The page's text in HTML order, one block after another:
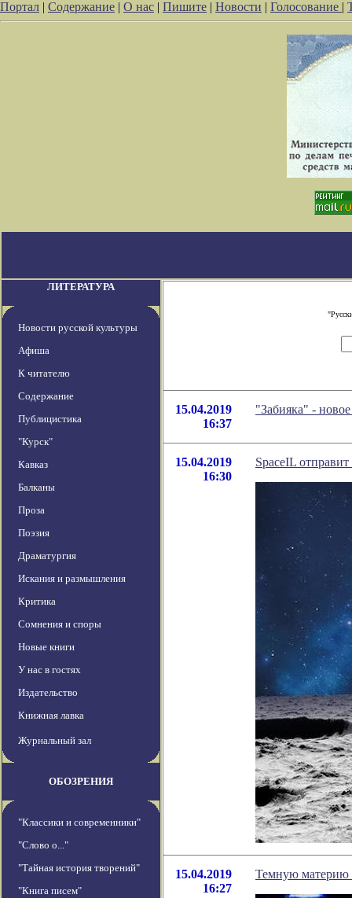
Портал | Содержание | О нас | Пишите | Новости | Голосование |
ЛИТЕРАТУРА
Новости русской культуры
Афиша
К читателю
Содержание
Публицистика
"Курск"
Кавказ
Балканы
Проза
Поэзия
Драматургия
Искания и размышления
Критика
Сомнения и споры
Новые книги
У нас в гостях
Издательство
Книжная лавка
Журнальный зал
ОБОЗРЕНИЯ
"Классики и современники"
"Слово о..."
"Тайная история творений"
"Книга писем"
15.04.2019
16:37
"Забияка" -
15.04.2019
16:30
SpaceIL
15.04.2019
16:27
Темную материю